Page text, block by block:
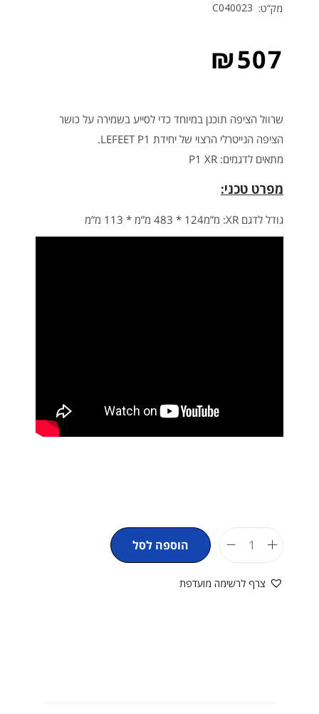
מק”ט:
C040023
₪507
שרוול הציפה תוכנן במיוחד כדי לסייע בשמירה על כושר
הציפה הנייטרלי הרצוי של יחידת LEFEET P1.
מתאים לדגמים: P1 XR
מפרט טכני:
גודל לדגם XR: מ”מ124 * 483 מ”מ * 113 מ”מ
הוספה לסל
צרף לרשימה מועדפת